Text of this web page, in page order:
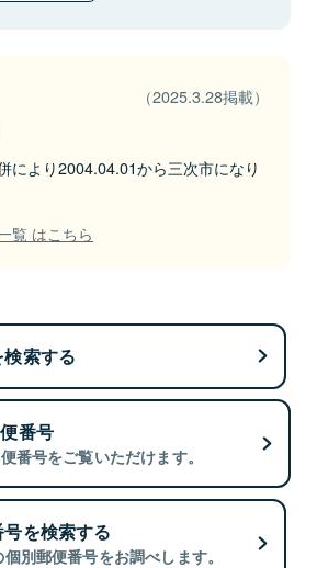
（2025.3.28掲載）
により2004.04.01から三次市になり
覧 はこちら
索する
番号
番号をご覧いただけます。
を検索する
別郵便番号をお調べします。